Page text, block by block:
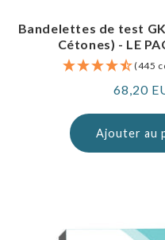
Bandelettes de test
Cétones) - LE
(445
Prix
68,20
Ajouter au